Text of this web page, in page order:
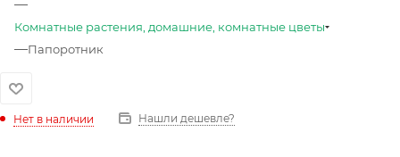
—
Комнатные растения, домашние, комнатные цветы
—Папоротник
Нет в наличии Нашли дешевле?